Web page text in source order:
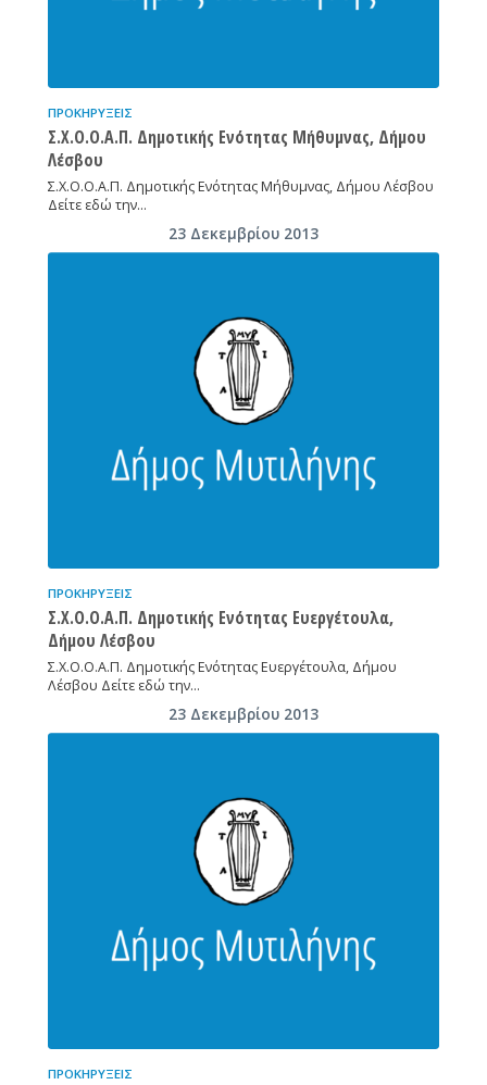
ΠΡΟΚΗΡΎΞΕΙΣ
Σ.Χ.Ο.Ο.Α.Π. Δημοτικής Ενότητας Μήθυμνας, Δήμου
Λέσβου
Σ.Χ.Ο.Ο.Α.Π. Δημοτικής Ενότητας Μήθυμνας, Δήμου Λέσβου
Δείτε εδώ την…
23 Δεκεμβρίου 2013
ΠΡΟΚΗΡΎΞΕΙΣ
Σ.Χ.Ο.Ο.Α.Π. Δημοτικής Ενότητας Ευεργέτουλα,
Δήμου Λέσβου
Σ.Χ.Ο.Ο.Α.Π. Δημοτικής Ενότητας Ευεργέτουλα, Δήμου
Λέσβου Δείτε εδώ την…
23 Δεκεμβρίου 2013
ΠΡΟΚΗΡΎΞΕΙΣ